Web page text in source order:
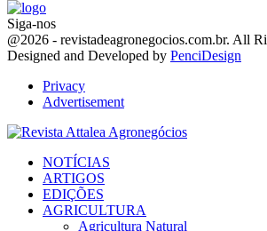
Siga-nos
Facebook
Twitter
Instagram
Linkedin
Youtube
Email
@2026 - revistadeagronegocios.com.br. All
Designed and Developed by PenciDesign
Privacy
Advertisement
NOTÍCIAS
ARTIGOS
EDIÇÕES
AGRICULTURA
Agricultura Natural